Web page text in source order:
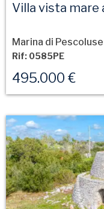
Villa vista mare
Marina di
Rif: 0585PE
495.000 €